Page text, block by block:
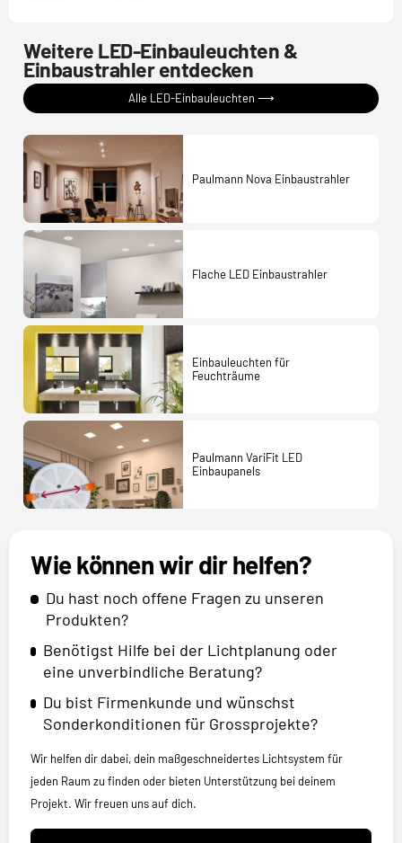
Weitere LED-Einbauleuchten &
Einbaustrahler entdecken
Alle LED-Einbauleuchten ⟶
Paulmann Nova Einbaustrahler
Flache LED Einbaustrahler
Einbauleuchten für
Feuchträume
Paulmann VariFit LED
Einbaupanels
Wie können wir dir helfen?
Du hast noch offene Fragen zu unseren
Produkten?
Benötigst Hilfe bei der Lichtplanung oder
eine unverbindliche Beratung?
Du bist Firmenkunde und wünschst
Sonderkonditionen für Grossprojekte?
Wir helfen dir dabei, dein maßgeschneidertes Lichtsystem für
jeden Raum zu finden oder bieten Unterstützung bei deinem
Projekt. Wir freuen uns auf dich.